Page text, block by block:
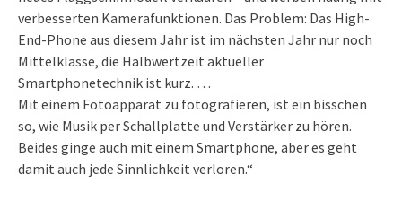
verbesserten Kamerafunktionen. Das Problem: Das High-
End-Phone aus diesem Jahr ist im nächsten Jahr nur noch
Mittelklasse, die Halbwertzeit aktueller
Smartphonetechnik ist kurz. …
Mit einem Fotoapparat zu fotografieren, ist ein bisschen
so, wie Musik per Schallplatte und Verstärker zu hören.
Beides ginge auch mit einem Smartphone, aber es geht
damit auch jede Sinnlichkeit verloren.“